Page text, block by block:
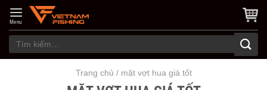
content
Menu
Tìm
kiếm:
Trang chủ / mặt vợt hua giá tốt